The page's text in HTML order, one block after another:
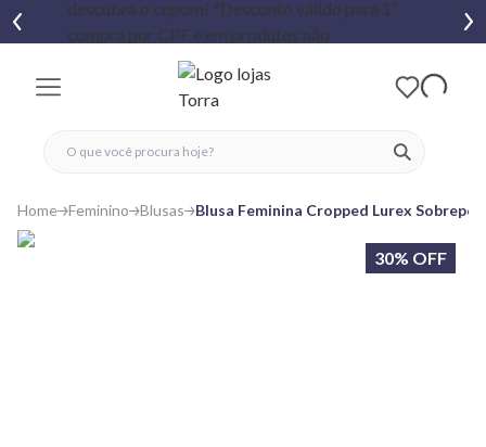
ver
fechar menu
fechar menu
favoritos
Home Feminino Blusas Blusa Feminina Cropped Lurex
30% OFF